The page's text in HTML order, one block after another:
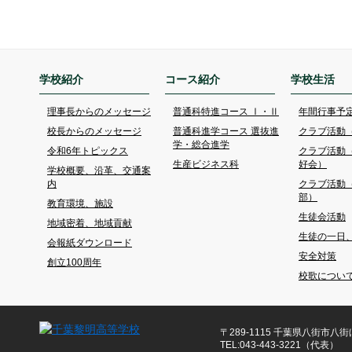
学校紹介
理事長からのメッセージ
校長からのメッセージ
令和6年トピックス
学校概要、沿革、交通案
内
教育環境、施設
地域密着、地域貢献
会報紙ダウンロード
創立100周年
コース紹介
普通科特進コース Ⅰ・Ⅱ
普通科進学コース 選抜進
学・総合進学
生産ビジネス科
学校生活
年間行事予
クラブ活動
クラブ活動
好会）
クラブ活動
部）
生徒会活動
生徒の一日
安全対策
校歌につい
〒289-1115 千葉県八街市八
TEL:043-443-3221（代表）